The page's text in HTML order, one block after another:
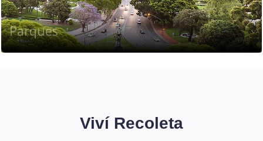
Parques
Viví Recoleta